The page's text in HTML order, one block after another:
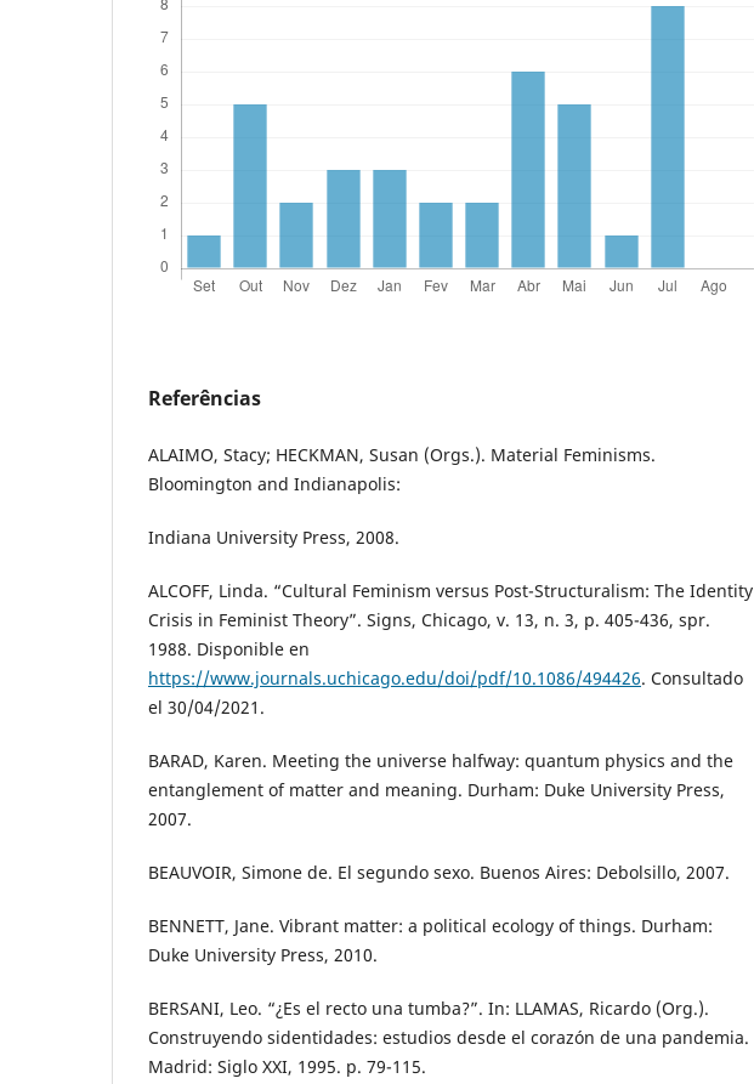
Referências
ALAIMO, Stacy; HECKMAN, Susan (Orgs.). Material Feminisms.
Bloomington and Indianapolis:
Indiana University Press, 2008.
ALCOFF, Linda. “Cultural Feminism versus Post-Structuralism: The Identity
Crisis in Feminist Theory”. Signs, Chicago, v. 13, n. 3, p. 405-436, spr.
1988. Disponible en
https://www.journals.uchicago.edu/doi/pdf/10.1086/494426. Consultado
el 30/04/2021.
BARAD, Karen. Meeting the universe halfway: quantum physics and the
entanglement of matter and meaning. Durham: Duke University Press,
2007.
BEAUVOIR, Simone de. El segundo sexo. Buenos Aires: Debolsillo, 2007.
BENNETT, Jane. Vibrant matter: a political ecology of things. Durham:
Duke University Press, 2010.
BERSANI, Leo. “¿Es el recto una tumba?”. In: LLAMAS, Ricardo (Org.).
Construyendo sidentidades: estudios desde el corazón de una pandemia.
Madrid: Siglo XXI, 1995. p. 79-115.